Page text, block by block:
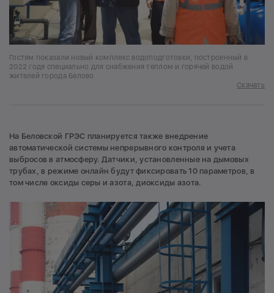
Гостям показали новый комплекс водоподготовки, построенный в
2022 годя специально для снабжения теплом и горячей водой
жителей города Белово
Скачать
На Беловской ГРЭС планируется также внедрение
автоматической системы непрерывного контроля и учета
выбросов в атмосферу. Датчики, установленные на дымовых
трубах, в режиме онлайн будут фиксировать 10 параметров, в
том числе оксиды серы и азота, диоксиды азота.